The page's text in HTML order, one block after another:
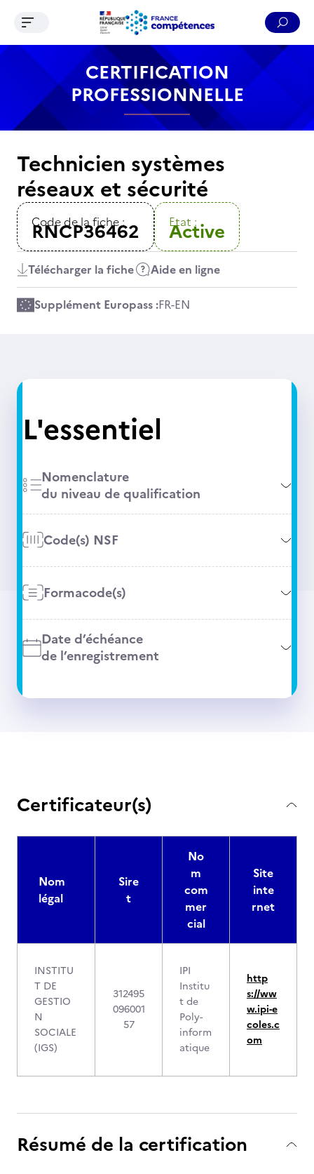
Contenu Recherche Menu Pied de page
Ouvrir le menu de navigation
CERTIFICATION
PROFESSIONNELLE
Technicien systèmes
réseaux et sécurité
Code de la fiche :
RNCP36462 Etat :
Active
Télécharger la fiche Aide en ligne
Supplément Europass :FR-EN
L'essentiel
Nomenclature
du niveau de qualification
Code(s) NSF
Formacode(s)
Date d’échéance
de l’enregistrement
Certificateur(s)
Nom
légal
Sire
t
No
m
com
mer
cial
Site
inte
rnet
INSTITU
T DE
GESTIO
N
SOCIALE
(IGS)
312495
096001
57
IPI
Institu
t de
Poly-
inform
atique
http
s://ww
w.ipi-e
coles.c
om
Résumé de la certification